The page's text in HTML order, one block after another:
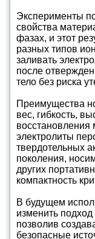
Эксперименты
свойства
фазах, и этот
разных типов
заливать
после
тело без риска
Преимущества
вес, гибкость,
восстановления
электролиты
твердотельных
поколения,
других
компактность
В будущем
изменить
позволив
безопасные